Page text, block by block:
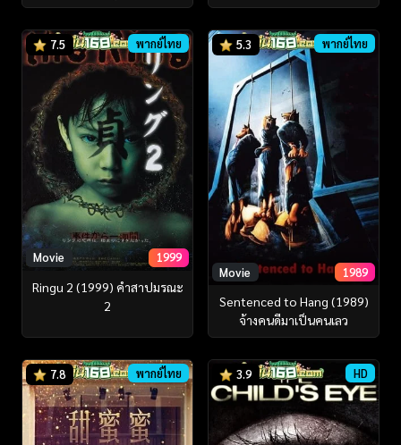
7.5 พากย์ไทย
Movie 1999
Ringu 2 (1999) คำสาปมรณะ
2
5.3 พากย์ไทย
Movie 1989
Sentenced to Hang (1989)
จ้างคนดีมาเป็นคนเลว
7.8 พากย์ไทย 3.9 HD